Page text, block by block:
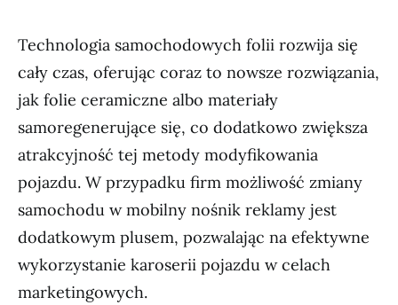
Technologia samochodowych folii rozwija się
cały czas, oferując coraz to nowsze rozwiązania,
jak folie ceramiczne albo materiały
samoregenerujące się, co dodatkowo zwiększa
atrakcyjność tej metody modyfikowania
pojazdu. W przypadku firm możliwość zmiany
samochodu w mobilny nośnik reklamy jest
dodatkowym plusem, pozwalając na efektywne
wykorzystanie karoserii pojazdu w celach
marketingowych.